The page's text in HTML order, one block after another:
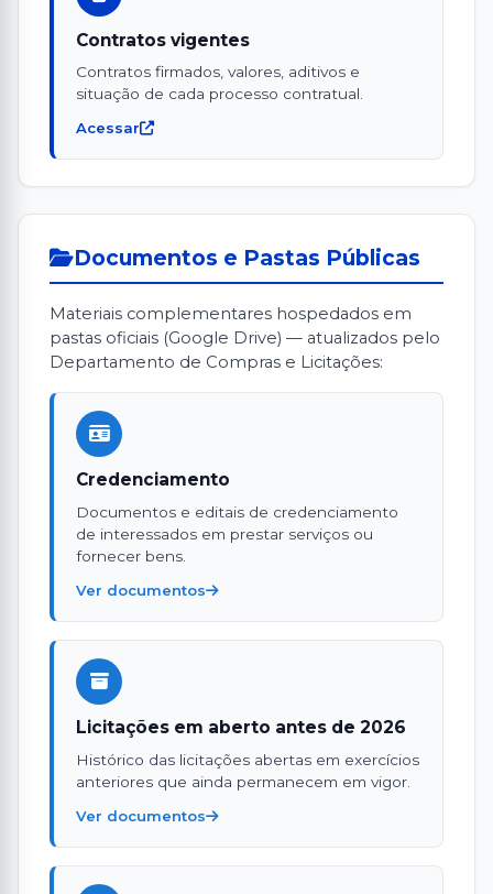
Contratos vigentes
Contratos firmados, valores, aditivos e
situação de cada processo contratual.
Acessar
Documentos e Pastas Públicas
Materiais complementares hospedados em
pastas oficiais (Google Drive) — atualizados pelo
Departamento de Compras e Licitações:
Credenciamento
Documentos e editais de credenciamento
de interessados em prestar serviços ou
fornecer bens.
Ver documentos
Licitações em aberto antes de 2026
Histórico das licitações abertas em exercícios
anteriores que ainda permanecem em vigor.
Ver documentos